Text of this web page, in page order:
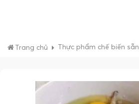
Trang chủ Thực phẩm chế biến sẵn